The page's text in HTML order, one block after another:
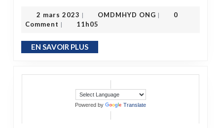
2 mars 2023 2 mars 2023
| OMDMHYD ONG |
0
Comment | 11h05
EN SAVOIR PLUSEN SAVOIR PLUS
Powered by Translate